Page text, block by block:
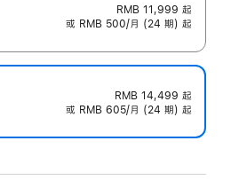
RMB 11,999 起
或 RMB 500/月 (24 期) 起
RMB 14,499 起
或 RMB 605/月 (24 期) 起